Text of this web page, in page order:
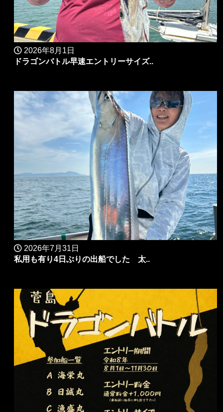
2026年8月1日
ドラゴンバトル早速エントリーサイズ..
2026年7月31日
私用も有り4日ぶりの出船でした 太..